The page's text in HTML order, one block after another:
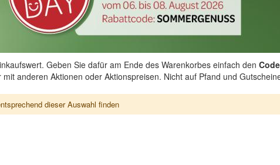
Geben Sie dafür am Ende des Warenkorbes einfach den
anderen Aktionen oder Aktionspreisen. Nicht auf Pfand und
dieser Auswahl finden